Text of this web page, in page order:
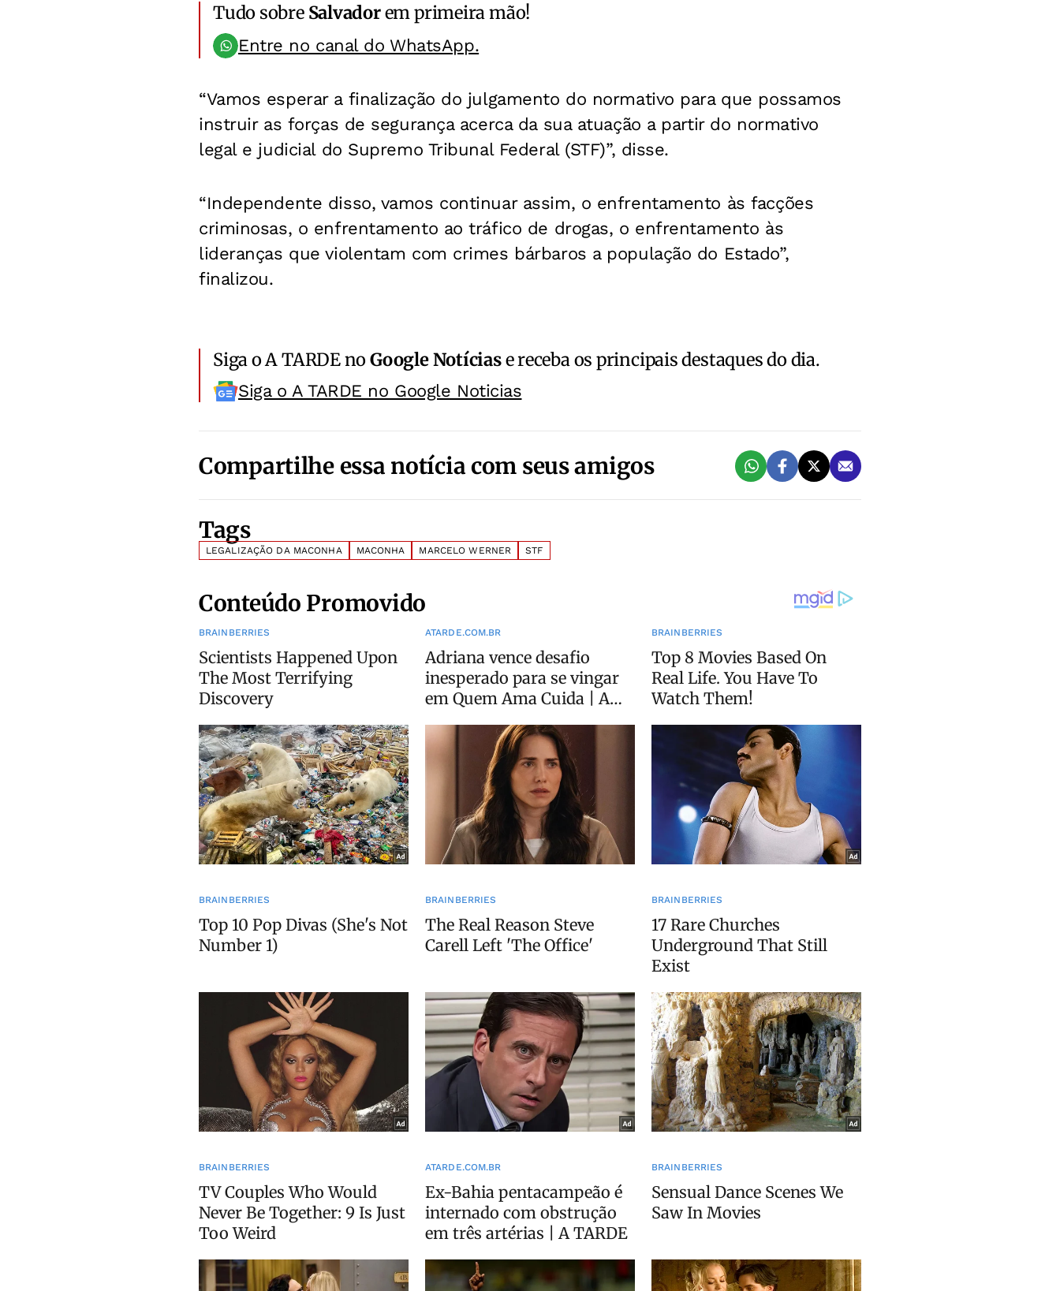
Tudo sobre Salvadorem primeira mão!
Entre no canal do WhatsApp.
“Vamos esperar a finalização do julgamento do normativo para que possamos
instruir as forças de segurança acerca da sua atuação a partir do normativo
legal e judicial do Supremo Tribunal Federal (STF)”, disse.
“Independente disso, vamos continuar assim, o enfrentamento às facções
criminosas, o enfrentamento ao tráfico de drogas, o enfrentamento às
lideranças que violentam com crimes bárbaros a população do Estado”,
finalizou.
Siga o A TARDE noGoogle Notíciase receba os principais destaques do dia.
Siga o A TARDE no Google Noticias
Compartilhe essa notícia com seus amigos
Tags
LEGALIZAÇÃO DA MACONHA MACONHA MARCELO WERNER STF